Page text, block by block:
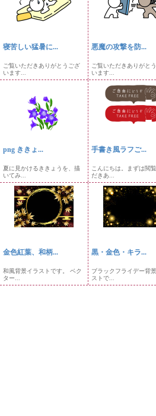
寝苦しい猛暑に...
ご覧いただきありがとうござ
います...
悪魔の攻撃を防...
ご覧いただきありがと
います...
png ききょ...
夏に見かけるききょうを、描
いてみ...
手書き風ラフご...
こんにちは。まずは閲
だきあ...
金色紅葉、和柄...
和風背景イラストです。 ベク
ター...
黒・金色・キラ...
ブラックフライデー背
ストで...